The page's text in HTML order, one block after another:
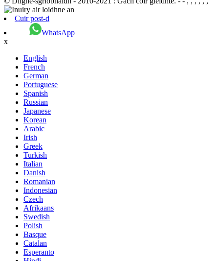
Cuir post-d
WhatsApp
x
English
French
German
Portuguese
Spanish
Russian
Japanese
Korean
Arabic
Irish
Greek
Turkish
Italian
Danish
Romanian
Indonesian
Czech
Afrikaans
Swedish
Polish
Basque
Catalan
Esperanto